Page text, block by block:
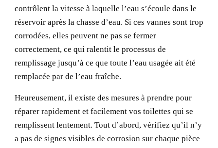
contrôlent la vitesse à laquelle l’eau s’écoule dans le
réservoir après la chasse d’eau. Si ces vannes sont trop
corrodées, elles peuvent ne pas se fermer
correctement, ce qui ralentit le processus de
remplissage jusqu’à ce que toute l’eau usagée ait été
remplacée par de l’eau fraîche.
Heureusement, il existe des mesures à prendre pour
réparer rapidement et facilement vos toilettes qui se
remplissent lentement. Tout d’abord, vérifiez qu’il n’y
a pas de signes visibles de corrosion sur chaque pièce